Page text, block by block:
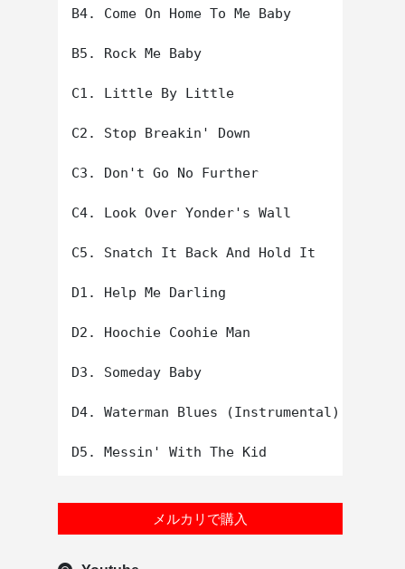
B4. Come On Home To Me Baby
B5. Rock Me Baby
C1. Little By Little
C2. Stop Breakin' Down
C3. Don't Go No Further
C4. Look Over Yonder's Wall
C5. Snatch It Back And Hold It
D1. Help Me Darling
D2. Hoochie Coohie Man
D3. Someday Baby
D4. Waterman Blues (Instrumental)
メルカリで購入